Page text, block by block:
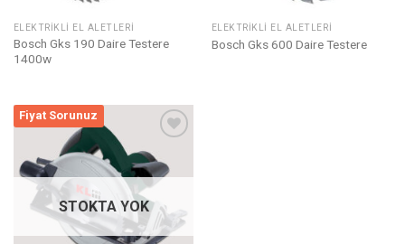
ELEKTRIKLI EL ALETLERI
Bosch Gks 190 Daire Testere
1400w
ELEKTRIKLI EL ALETLERI
Bosch Gks 600 Daire Testere
Fiyat Sorunuz
Listeme
Ekle
STOKTA YOK